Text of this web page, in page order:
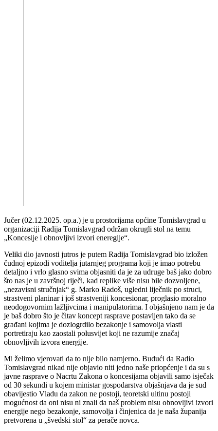
Jučer (02.12.2025. op.a.) je u prostorijama općine Tomislavgrad u
organizaciji Radija Tomislavgrad održan okrugli stol na temu
„Koncesije i obnovljivi izvori eneregije“.
Veliki dio javnosti jutros je putem Radija Tomislavgrad bio izložen
čudnoj epizodi voditelja jutarnjeg programa koji je imao potrebu
detaljno i vrlo glasno svima objasniti da je za udruge baš jako dobro
što nas je u završnoj riječi, kad replike više nisu bile dozvoljene,
„nezavisni stručnjak“ g. Marko Radoš, ugledni liječnik po struci,
strastveni planinar i još strastveniji koncesionar, proglasio moralno
neodogovornim lažljivcima i manipulatorima. I objašnjeno nam je da
je baš dobro što je čitav koncept rasprave postavljen tako da se
građani kojima je dozlogrdilo bezakonje i samovolja vlasti
portretiraju kao zaostali polusvijet koji ne razumije značaj
obnovljivih izvora energije.
Mi želimo vjerovati da to nije bilo namjerno. Budući da Radio
Tomislavgrad nikad nije objavio niti jedno naše priopćenje i da su s
javne rasprave o Nacrtu Zakona o koncesijama objavili samo isječak
od 30 sekundi u kojem ministar gospodarstva objašnjava da je sud
obavijestio Vladu da zakon ne postoji, teoretski uitinu postoji
mogućnost da oni nisu ni znali da naš problem nisu obnovljivi izvori
energije nego bezakonje, samovolja i činjenica da je naša županija
pretvorena u „švedski stol“ za perače novca.